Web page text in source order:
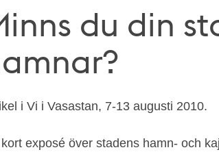
du din
i Vi i Vasastan, 7-13 augusti 2010.
exposé över stadens hamn- och